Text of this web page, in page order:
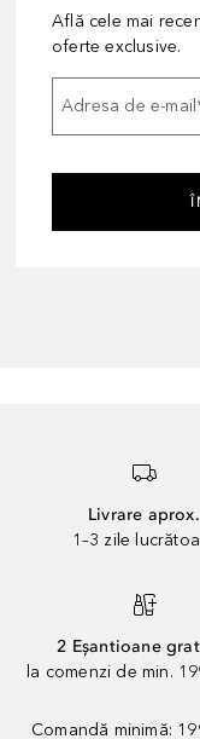
Află cele mai
oferte exclusive.
Adresa de e-mail
Livrare aprox.
1–3 zile
2 Eșantioane
la comenzi de min.
Comandă minimă: